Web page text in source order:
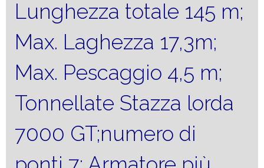
Lunghezza totale 145 m;
Max. Laghezza 17,3m;
Max. Pescaggio 4,5 m;
Tonnellate Stazza lorda
7000 GT;numero di